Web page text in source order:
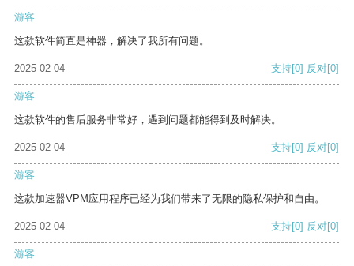
游客
这款软件简直是神器，解决了我所有问题。
2025-02-04 支持[0] 反对[0]
游客
这款软件的售后服务非常好，遇到问题都能得到及时解决。
2025-02-04 支持[0] 反对[0]
游客
这款加速器VPM应用程序已经为我们带来了无限的隐私保护和自由。
2025-02-04 支持[0] 反对[0]
游客